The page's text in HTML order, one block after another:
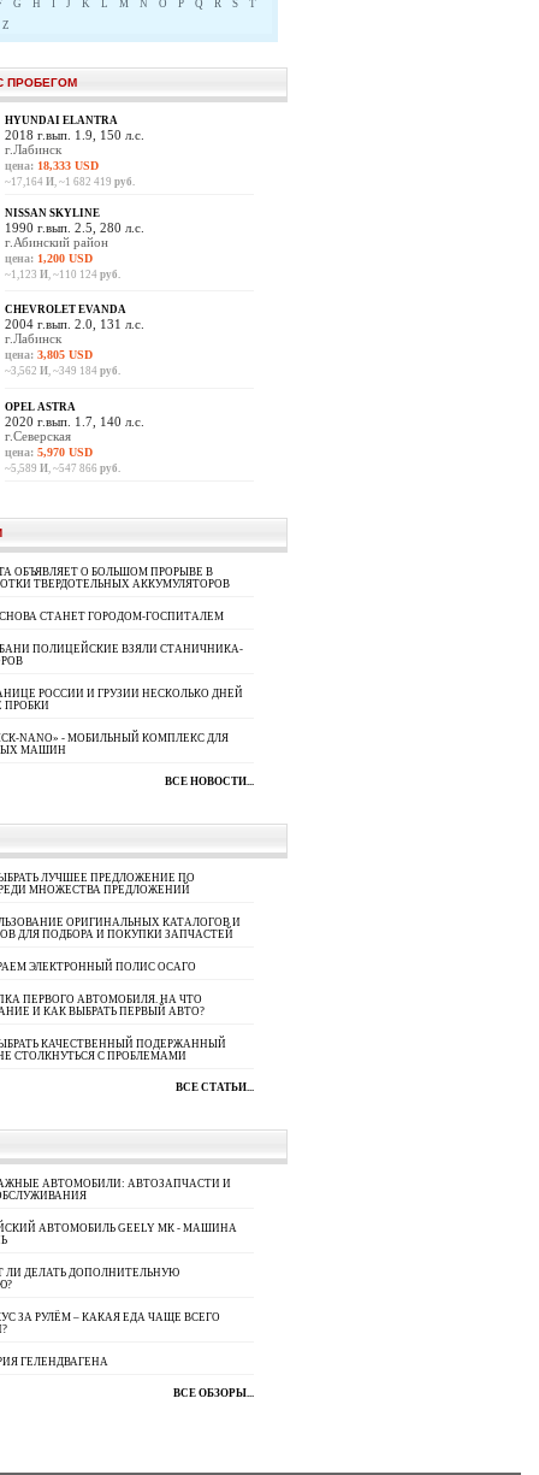
G H I J K L M N O P Q R S
T
Z
ПРОБЕГОМ
HYUNDAI ELANTRA
2018 г.вып. 1.9, 150 л.с.
г.Лабинск
цена: 18,333 USD
~17,164 И, ~1 682 419 руб.
NISSAN SKYLINE
1990 г.вып. 2.5, 280 л.с.
г.Абинский район
цена: 1,200 USD
~1,123 И, ~110 124 руб.
CHEVROLET EVANDA
2004 г.вып. 2.0, 131 л.с.
г.Лабинск
цена: 3,805 USD
~3,562 И, ~349 184 руб.
OPEL ASTRA
2020 г.вып. 1.7, 140 л.с.
г.Северская
цена: 5,970 USD
~5,589 И, ~547 866 руб.
ОБЪЯВЛЯЕТ О БОЛЬШОМ ПРОРЫВЕ В
ТВЕРДОТЕЛЬНЫХ АККУМУЛЯТОРОВ
СТАНЕТ ГОРОДОМ-ГОСПИТАЛЕМ
ПОЛИЦЕЙСКИЕ ВЗЯЛИ СТАНИЧНИКА-
РОССИИ И ГРУЗИИ НЕСКОЛЬКО ДНЕЙ
NANO» - МОБИЛЬНЫЙ КОМПЛЕКС ДЛЯ
МАШИН
ВСЕ НОВОСТИ...
ЛУЧШЕЕ ПРЕДЛОЖЕНИЕ ПО
МНОЖЕСТВА ПРЕДЛОЖЕНИЙ
ОРИГИНАЛЬНЫХ КАТАЛОГОВ И
ДЛЯ ПОДБОРА И ПОКУПКИ ЗАПЧАСТЕЙ
ЭЛЕКТРОННЫЙ ПОЛИС ОСАГО
ПЕРВОГО АВТОМОБИЛЯ. НА ЧТО
И КАК ВЫБРАТЬ ПЕРВЫЙ АВТО?
КАЧЕСТВЕННЫЙ ПОДЕРЖАННЫЙ
СТОЛКНУТЬСЯ С ПРОБЛЕМАМИ
ВСЕ СТАТЬИ...
АВТОМОБИЛИ: АВТОЗАПЧАСТИ И
АВТОМОБИЛЬ GEELY МК - МАШИНА
ЛИ ДЕЛАТЬ ДОПОЛНИТЕЛЬНУЮ
ЗА РУЛЁМ – КАКАЯ ЕДА ЧАЩЕ ВСЕГО
ГЕЛЕНДВАГЕНА
ВСЕ ОБЗОРЫ...